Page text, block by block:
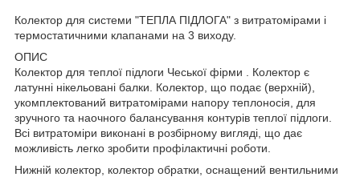
Колектор для системи "ТЕПЛА ПІДЛОГА" з витратомірами і
термостатичними клапанами на 3 виходу.
ОПИС
Колектор для теплої підлоги Чеської фірми . Колектор є
латунні нікельовані балки. Колектор, що подає (верхній),
укомплектований витратомірами напору теплоносія, для
зручного та наочного балансування контурів теплої підлоги.
Всі витратоміри виконані в розбірному вигляді, що дає
можливість легко зробити профілактичні роботи.
Нижній колектор, колектор обратки, оснащений вентильними